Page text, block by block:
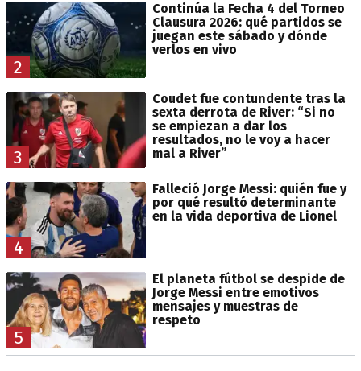
2
Continúa la Fecha 4 del Torneo
Clausura 2026: qué partidos se
juegan este sábado y dónde
verlos en vivo
3
Coudet fue contundente tras la
sexta derrota de River: “Si no
se empiezan a dar los
resultados, no le voy a hacer
mal a River”
4
Falleció Jorge Messi: quién fue y
por qué resultó determinante
en la vida deportiva de Lionel
5
El planeta fútbol se despide de
Jorge Messi entre emotivos
mensajes y muestras de
respeto